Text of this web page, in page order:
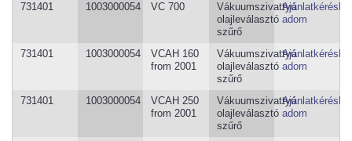
731401 1003000054 VC 700
Vákuumszivattyú
olajleválasztó
szűrő
adom
731401 1003000054
VCAH 160
from 2001
Vákuumszivattyú
olajleválasztó
szűrő
adom
731401 1003000054
VCAH 250
from 2001
Vákuumszivattyú
olajleválasztó
szűrő
adom